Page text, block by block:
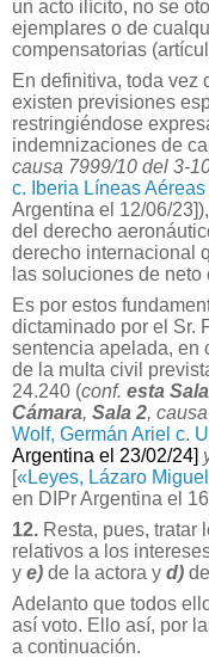
un acto ilícito, no se
ejemplares o de
compensatorias
En definitiva, toda vez
existen previsiones
restringiéndose
indemnizaciones de
causa 7999/10 del 3-
c. Iberia Líneas
Argentina el 12/06/23]
del derecho
derecho internacional
las soluciones de neto
Es por estos
dictaminado por el Sr.
sentencia apelada, en
de la multa civil
24.240 (conf. esta Sala
Cámara, Sala 2,
Wolf, Germán Ariel c.
Argentina el 23/02/24]
[« Leyes, Lázaro Miguel
en DIPr Argentina el
12. Resta, pues, tratar
relativos a los
y e) de la actora y d)
Adelanto que todos
así voto. Ello así, por
a continuación.